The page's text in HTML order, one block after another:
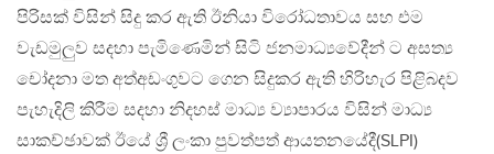
පිරිසක් විසින් සිදු කර ඇති ඊනියා විරෝධතාවය සහ එම
වැඩමුලුව සදහා පැමිණෙමින් සිටි ජනමාධ්‍යවේදීන් ට අසත්‍ය
චෝදනා මත අත්අඩංගුවට ගෙන සිදුකර ඇති හිරිහැර පිළිබදව
පැහැදිලි කිරීම සදහා නිදහස් මාධ්‍ය ව්‍යාපාරය විසින් මාධ්‍ය
සාකච්ඡාවක් ඊයේ ශ්‍රී ලංකා පුවත්පත් ආයතනයේදී(SLPI)